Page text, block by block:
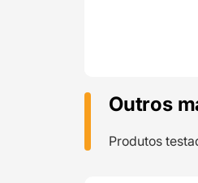
Outros
Produtos